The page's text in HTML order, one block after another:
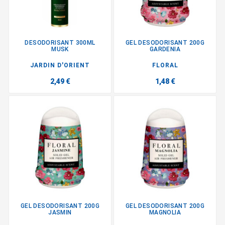
DESODORISANT 300ML
MUSK
JARDIN D'ORIENT
2,49 €
GEL DESODORISANT 200G
GARDENIA
FLORAL
1,48 €
GEL DESODORISANT 200G
JASMIN
GEL DESODORISANT 200G
MAGNOLIA